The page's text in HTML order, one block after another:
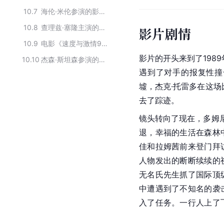
10.7
海伦·米伦参演的影视作品
10.8
查理兹·塞隆主演的电影作品
10.9
电影《速度与激情9》的全部演员
10.10
杰森·斯坦森参演的影视作品
影片剧情
影片的开头来到了1989
遇到了对手的报复性
墟，杰克·托雷多在这
去了踪迹。
镜头转向了现在，多姆
退，幸福的生活在森林
佳和拉姆茜前来登门拜
人物发出的断断续续
无名氏先生抓了国际顶
中遭遇到了不知名的袭
入了任务。一行人上